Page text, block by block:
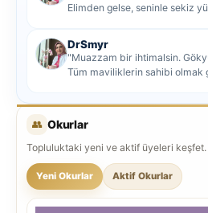
Elimden gelse, seninle sekiz
DrSmyr
"Muazzam bir ihtimalsin.
Tüm maviliklerin sahibi olmak
👥 Okurlar
Topluluktaki yeni ve aktif üyeleri keşfet.
Yeni Okurlar Aktif Okurlar